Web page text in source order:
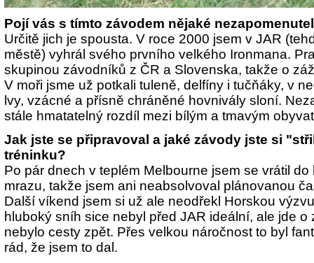
Pojí vás s tímto závodem nějaké
Určitě jich je spousta. V roce 2000 jsem v JAR
městě) vyhrál svého prvního velkého Ironmana.
skupinou závodníků z ČR a Slovenska, takže o
V moři jsme už potkali tuleně, delfíny i tučňáky, v
lvy, vzácné a přísně chráněné hovnivály sloní.
stále hmatatelný rozdíl mezi bílým a tmavým
Jak jste se připravoval a jaké závody jste si
tréninku?
Po pár dnech v teplém Melbourne jsem se vrátil
mrazu, takže jsem ani neabsolvoval plánovanou
Další víkend jsem si už ale neodřekl Horskou
hluboký sníh sice nebyl před JAR ideální, ale jde o
nebylo cesty zpět. Přes velkou náročnost to byl
rád, že jsem to dal.